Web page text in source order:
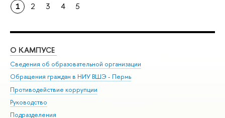
1 2 3 4 5
О КАМПУСЕ
Сведения об образовательной организации
Обращения граждан в НИУ ВШЭ - Пермь
Противодействие коррупции
Руководство
Подразделения